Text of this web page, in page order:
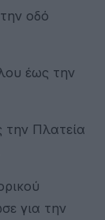
οδό
έως την
την Πλατεία
για την